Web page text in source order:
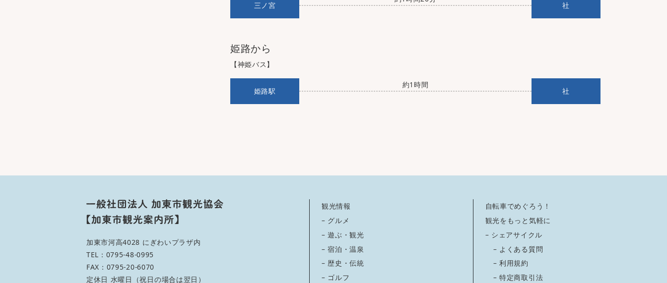
三ノ宮 社
姫路から
【神姫バス】
姫路駅
約1時間
社
加東市河高4028 にぎわいプラザ内
TEL：0795-48-0995
FAX：0795-20-6070
定休日 水曜日（祝日の場合は翌日）
観光情報
– グルメ
– 遊ぶ・観光
– 宿泊・温泉
– 歴史・伝統
– ゴルフ
自転車でめぐろう！
観光をもっと気軽に
– シェアサイクル
– よくある質問
– 利用規約
– 特定商取引法